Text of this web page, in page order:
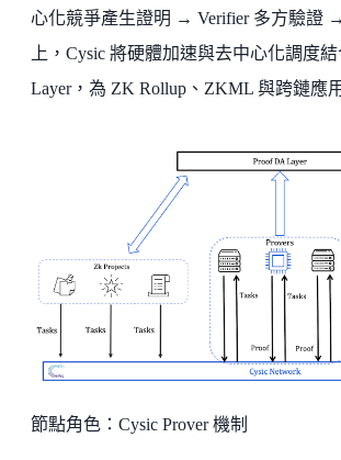
心化競爭產生證明 → Verifier 多方驗證
上，Cysic 將硬體加速與去中心化調度
Layer，為 ZK Rollup、ZKML 與跨鏈應
節點角色：Cysic Prover 機制